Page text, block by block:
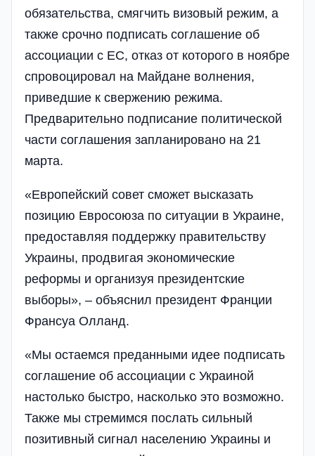
обязательства, смягчить визовый режим, а
также срочно подписать соглашение об
ассоциации с ЕС, отказ от которого в ноябре
спровоцировал на Майдане волнения,
приведшие к свержению режима.
Предварительно подписание политической
части соглашения запланировано на 21
марта.
«Европейский совет сможет высказать
позицию Евросоюза по ситуации в Украине,
предоставляя поддержку правительству
Украины, продвигая экономические
реформы и организуя президентские
выборы», – объяснил президент Франции
Франсуа Олланд.
«Мы остаемся преданными идее подписать
соглашение об ассоциации с Украиной
настолько быстро, насколько это возможно.
Также мы стремимся послать сильный
позитивный сигнал населению Украины и